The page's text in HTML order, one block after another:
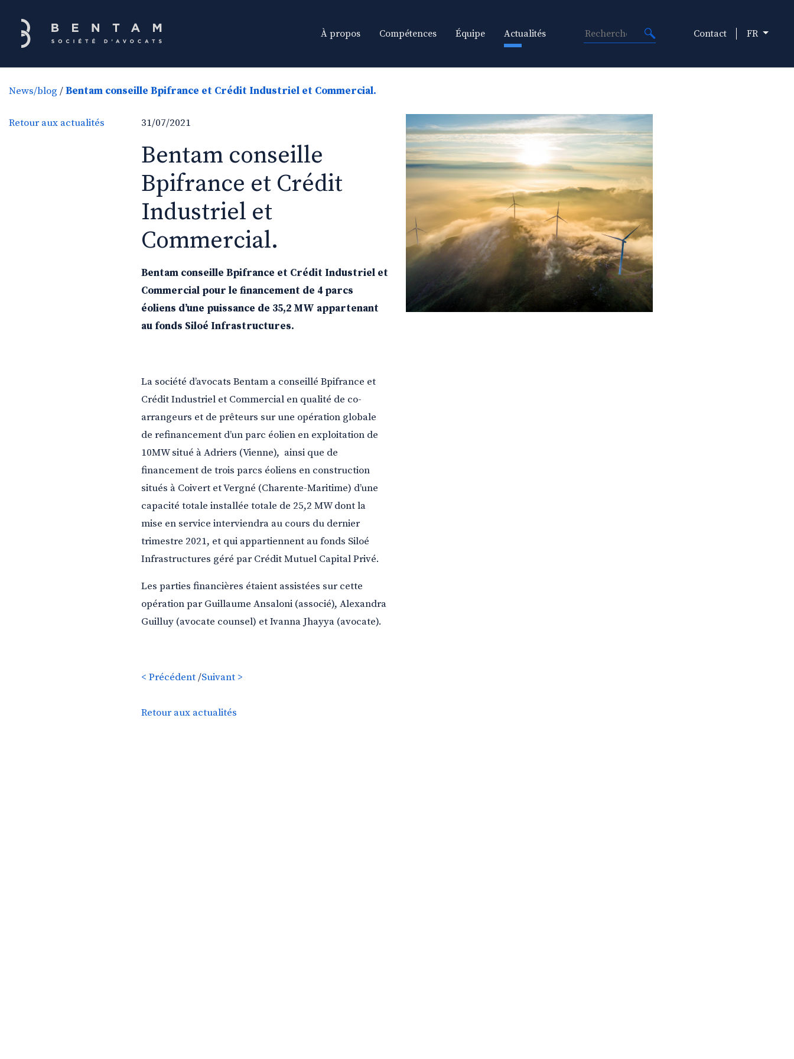
Bentam
À propos Compétences Équipe Actualités
Rechercher
Contact FR
News/blog /Bentam conseille Bpifrance et Crédit Industriel et Commercial.
Retour aux actualités 31/07/2021
Bentam conseille
Bpifrance et Crédit
Industriel et
Commercial.
Bentam conseille Bpifrance et Crédit Industriel et
Commercial pour le financement de 4 parcs
éoliens d’une puissance de 35,2 MW appartenant
au fonds Siloé Infrastructures.
La société d’avocats Bentam a conseillé Bpifrance et
Crédit Industriel et Commercial en qualité de co-
arrangeurs et de prêteurs sur une opération globale
de refinancement d’un parc éolien en exploitation de
10MW situé à Adriers (Vienne), ainsi que de
financement de trois parcs éoliens en construction
situés à Coivert et Vergné (Charente-Maritime) d’une
capacité totale installée totale de 25,2 MW dont la
mise en service interviendra au cours du dernier
trimestre 2021, et qui appartiennent au fonds Siloé
Infrastructures géré par Crédit Mutuel Capital Privé.
Les parties financières étaient assistées sur cette
opération par Guillaume Ansaloni (associé), Alexandra
Guilluy (avocate counsel) et Ivanna Jhayya (avocate).
< Précédent/Suivant >
Retour aux actualités